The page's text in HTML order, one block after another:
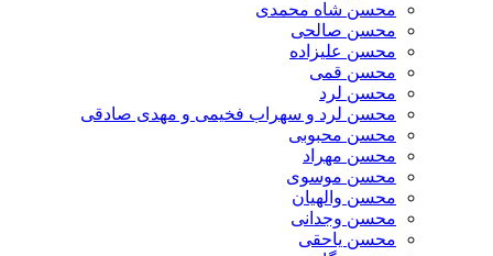
محسن شاه محمدی
محسن صالحی
محسن علیزاده
محسن قمی
محسن لرد
محسن لرد و سهراب فخیمی و مهدی صادقی
محسن محبوبی
محسن مهراد
محسن موسوی
محسن والهیان
محسن وجدانی
محسن یاحقی